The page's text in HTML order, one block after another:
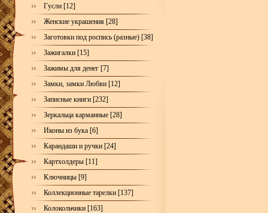
Гусли [12]
Женские украшения [28]
Заготовки под роспись (разные) [38]
Зажигалки [15]
Зажимы для денег [7]
Замки, замки Любви [12]
Записные книги [232]
Зеркальца карманные [28]
Иконы из бука [6]
Карандаши и ручки [24]
Картхолдеры [11]
Ключницы [9]
Коллекционные тарелки [137]
Колокольчики [163]